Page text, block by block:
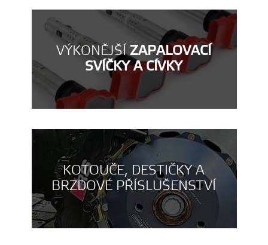
VÝKONĚJŠÍZAPALOVACÍ
SVÍČKY A CÍVKY
KOTOUČE, DESTIČKY A
BRZDOVÉ PŘÍSLUŠENSTVÍ